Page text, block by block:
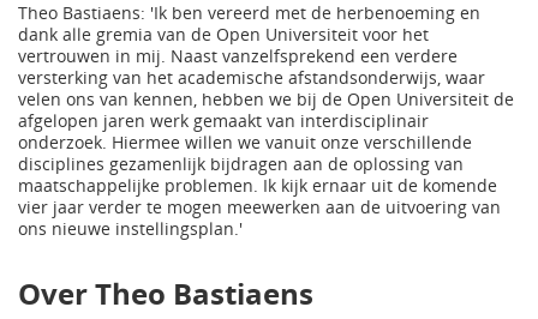
Theo Bastiaens: 'Ik ben vereerd met de herbenoeming en
dank alle gremia van de Open Universiteit voor het
vertrouwen in mij. Naast vanzelfsprekend een verdere
versterking van het academische afstandsonderwijs, waar
velen ons van kennen, hebben we bij de Open Universiteit de
afgelopen jaren werk gemaakt van interdisciplinair
onderzoek. Hiermee willen we vanuit onze verschillende
disciplines gezamenlijk bijdragen aan de oplossing van
maatschappelijke problemen. Ik kijk ernaar uit de komende
vier jaar verder te mogen meewerken aan de uitvoering van
ons nieuwe instellingsplan.'
Over Theo Bastiaens